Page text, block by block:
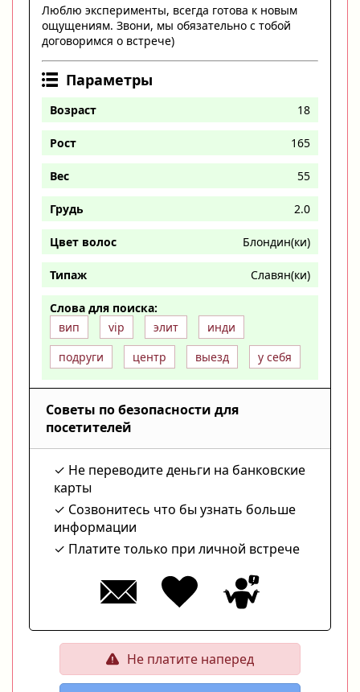
Люблю эксперименты, всегда готова к новым
ощущениям. Звони, мы обязательно с тобой
договоримся о встрече)
Параметры
Возраст 18
Рост 165
Вес 55
Грудь 2.0
Цвет волос Блондин(ки)
Типаж Славян(ки)
Слова для поиска:
вип
vip элит
инди
подруги
центр выезд у себя
Советы по безопасности для
посетителей
Не переводите деньги на банковские
карты
Созвонитесь что бы узнать больше
информации
Платите только при личной встрече
Не платите наперед